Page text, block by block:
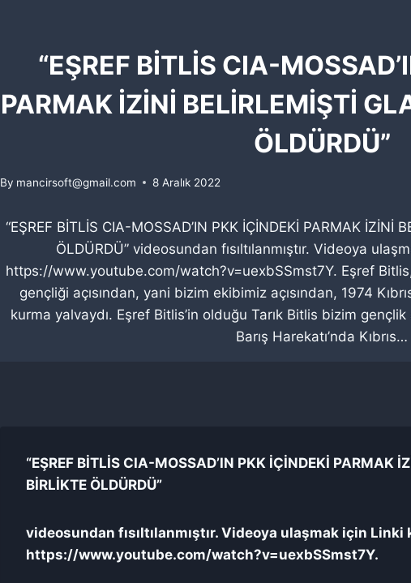
“EŞREF BİTLİS CIA-
PARMAK İZİNİ BELİRLEMİŞTİ
ÖLDÜRDÜ”
By mancirsoft@gmail.com 8 Aralık 2022
“EŞREF BİTLİS CIA-MOSSAD’IN PKK İÇİNDEKİ PARMAK İZİNİ
ÖLDÜRDÜ” videosundan fısıltılanmıştır. Videoya
https://www.youtube.com/watch?v=uexbSSmst7Y. Eşref Bitlis,
gençliği açısından, yani bizim ekibimiz açısından, 1974
kurma yalvaydı. Eşref Bitlis’in olduğu Tarık Bitlis bizim gençlik
Barış Harekatı’nda Kıbrıs…
“EŞREF BİTLİS CIA-MOSSAD’IN PKK İÇİNDEKİ PARMAK
BİRLİKTE ÖLDÜRDÜ”
videosundan fısıltılanmıştır. Videoya ulaşmak için
https://www.youtube.com/watch?v=uexbSSmst7Y.